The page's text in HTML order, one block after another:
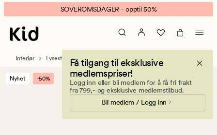
Missy
telysholder
beige
banner.
Klikk
ESCAPE
pause.
SOVEROMSDAGER - opptil 50%
Få tilgang til eksklusive
medlemspriser!
Logg inn eller bli medlem for å få fri frakt
fra 799,- og eksklusive medlemstilbud.
Bli medlem / Logg inn
Interiør Lysestaker og telysholdere
Nyhet -50%